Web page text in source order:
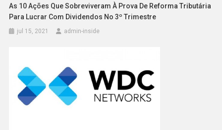
As 10 Ações Que Sobreviveram À Prova De Reforma Tributária
Para Lucrar Com Dividendos No 3º Trimestre
jul 15, 2021 admin-inside